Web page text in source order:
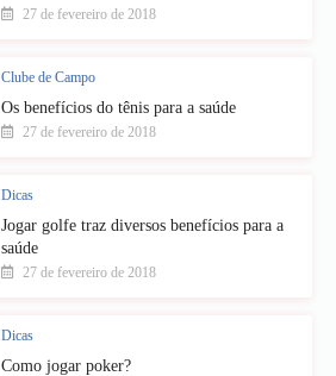
27 de fevereiro de 2018
Clube de Campo
Os benefícios do tênis para a saúde
27 de fevereiro de 2018
Dicas
Jogar golfe traz diversos benefícios para a
saúde
27 de fevereiro de 2018
Dicas
Como jogar poker?